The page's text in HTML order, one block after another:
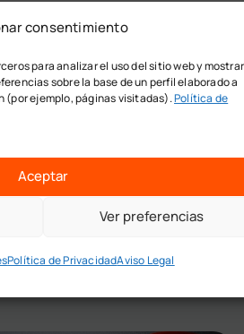
consentimiento
para analizar el uso del sitio web y
sobre la base de un perfil elaborado a
(por ejemplo, páginas visitadas).Política de
Aceptar
Ver preferencias
Política de PrivacidadAviso Legal